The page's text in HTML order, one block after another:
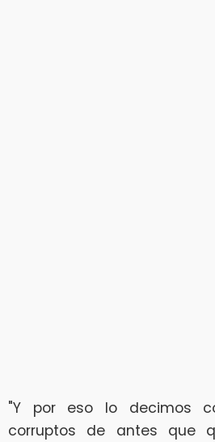
"Y por eso lo decimos
corruptos de antes que